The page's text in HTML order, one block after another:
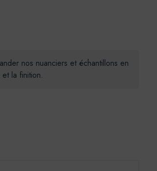
nos nuanciers et échantillons en
la finition.